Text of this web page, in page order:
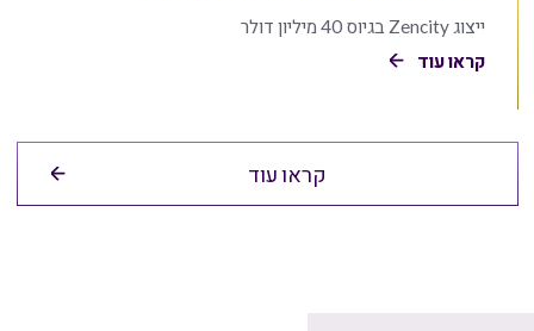
ייצוג Zencity בגיוס 40 מיליון דולר
קראו עוד
קראו עוד